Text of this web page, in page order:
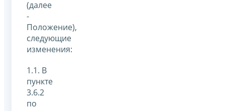
(далее
-
Положение),
следующие
изменения:
1.1. В
пункте
3.6.2
по